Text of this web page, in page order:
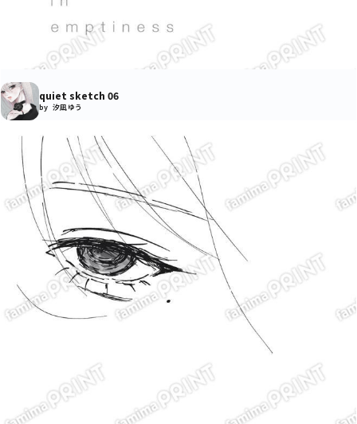
quiet sketch 06
by 汐凪 ゆう